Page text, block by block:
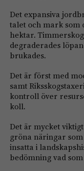
Det expansiva
talet och mark som
hektar.
degraderades
brukades.
Det är först med
samt
kontroll över
koll.
Det är mycket
gröna näringar
insatta i
bedömning vad